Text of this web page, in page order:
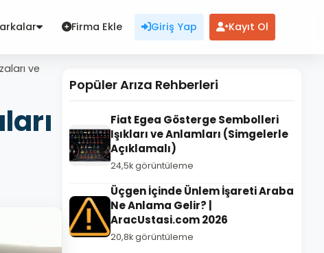
Firma Ekle Giriş Yap Kayıt Ol
ve
Popüler Arıza Rehberleri
Fiat Egea Gösterge Sembolleri
Işıkları ve Anlamları (Simgelerle
Açıklamalı)
24,5k görüntüleme
Üçgen İçinde Ünlem İşareti Araba
Ne Anlama Gelir? |
AracUstasi.com 2026
20,8k görüntüleme